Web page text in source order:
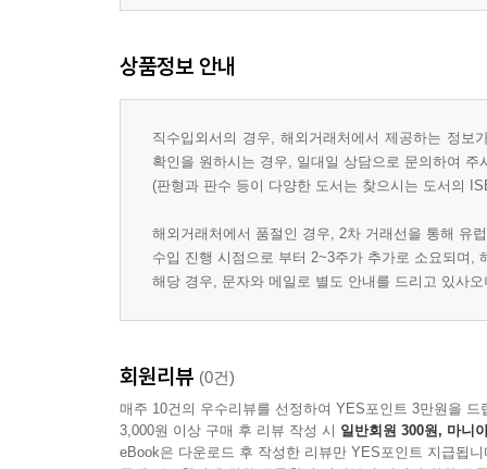
상품정보 안내
직수입외서의 경우, 해외거래처에서 제공하는 정
확인을 원하시는 경우, 일대일 상담으로 문의하여 주
(판형과 판수 등이 다양한 도서는 찾으시는 도서의
해외거래처에서 품절인 경우, 2차 거래선을 통해 유
수입 진행 시점으로 부터 2~3주가 추가로 소요되며,
해당 경우, 문자와 메일로 별도 안내를 드리고 있사
회원리뷰 (0건)
매주 10건의 우수리뷰를 선정하여 YES포인트 3만원을 드
3,000원 이상 구매 후 리뷰 작성 시 일반회원 300원, 마니
eBook은 다운로드 후 작성한 리뷰만 YES포인트 지급됩니